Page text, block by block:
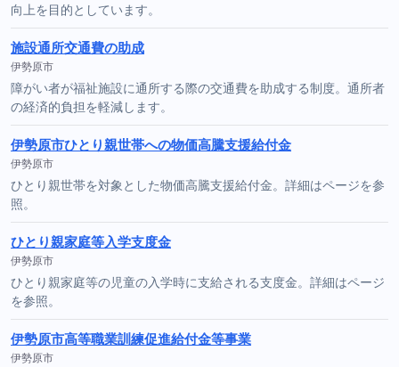
向上を目的としています。
施設通所交通費の助成
伊勢原市
障がい者が福祉施設に通所する際の交通費を助成する制度。通所者
の経済的負担を軽減します。
伊勢原市ひとり親世帯への物価高騰支援給付金
伊勢原市
ひとり親世帯を対象とした物価高騰支援給付金。詳細はページを参
照。
ひとり親家庭等入学支度金
伊勢原市
ひとり親家庭等の児童の入学時に支給される支度金。詳細はページ
を参照。
伊勢原市高等職業訓練促進給付金等事業
伊勢原市